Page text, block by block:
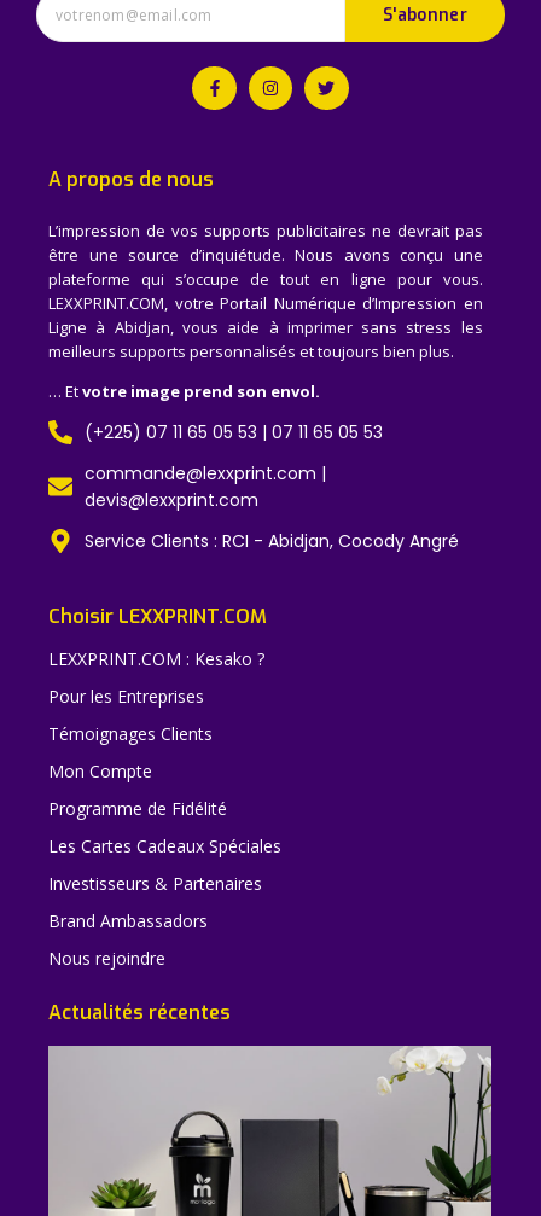
S'abonner
A propos de nous
L’impression de vos supports publicitaires ne devrait pas
être une source d’inquiétude. Nous avons conçu une
plateforme qui s’occupe de tout en ligne pour vous.
LEXXPRINT.COM, votre Portail Numérique d’Impression en
Ligne à Abidjan, vous aide à imprimer sans stress les
meilleurs supports personnalisés et toujours bien plus.
… Etvotre image prend son envol.
(+225) 07 11 65 05 53 | 07 11 65 05 53
commande@lexxprint.com |
devis@lexxprint.com
Service Clients : RCI - Abidjan, Cocody Angré
Choisir LEXXPRINT.COM
LEXXPRINT.COM : Kesako ?
Pour les Entreprises
Témoignages Clients
Mon Compte
Programme de Fidélité
Les Cartes Cadeaux Spéciales
Investisseurs & Partenaires
Brand Ambassadors
Nous rejoindre
Actualités récentes